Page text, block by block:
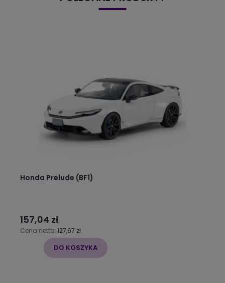
Honda Prelude (BF1)
157,04 zł
Cena netto: 127,67 zł
DO KOSZYKA